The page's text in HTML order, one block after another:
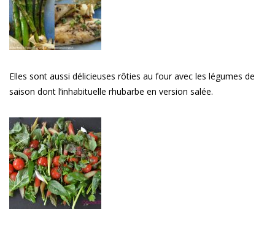
Elles sont aussi délicieuses rôties au four avec les légumes de
saison dont l’inhabituelle rhubarbe en version salée.